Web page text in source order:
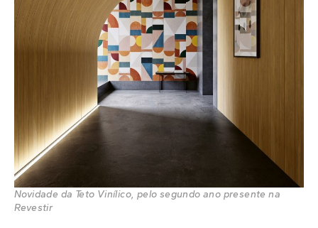
Novidade da Teto Vinílico, pelo segundo ano presente na
Revestir